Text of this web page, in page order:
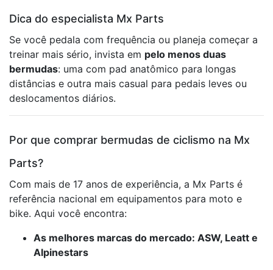
Dica do especialista Mx Parts
Se você pedala com frequência ou planeja começar a
treinar mais sério, invista em pelo menos duas
bermudas: uma com pad anatômico para longas
distâncias e outra mais casual para pedais leves ou
deslocamentos diários.
Por que comprar bermudas de ciclismo na Mx
Parts?
Com mais de 17 anos de experiência, a Mx Parts é
referência nacional em equipamentos para moto e
bike. Aqui você encontra:
As melhores marcas do mercado: ASW, Leatt e
Alpinestars